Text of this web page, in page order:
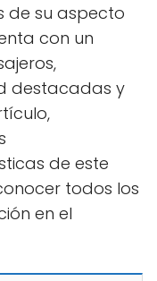
de su aspecto
con un
destacadas y
de este
todos los
en el